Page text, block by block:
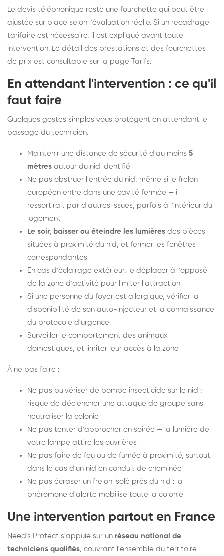
Le devis téléphonique reste une fourchette qui peut être
ajustée sur place selon l'évaluation réelle. Si un recadrage
tarifaire est nécessaire, il est expliqué avant toute
intervention. Le détail des prestations et des fourchettes
de prix est consultable sur la page Tarifs.
En attendant l'intervention : ce qu'il
faut faire
Quelques gestes simples vous protègent en attendant le
passage du technicien.
Maintenir une distance de sécurité d'au moins 5
mètres autour du nid identifié
Ne pas obstruer l'entrée du nid, même si le frelon
européen entre dans une cavité fermée — il
ressortirait par d'autres issues, parfois à l'intérieur du
logement
Le soir, baisser ou éteindre les lumières des pièces
situées à proximité du nid, et fermer les fenêtres
correspondantes
En cas d'éclairage extérieur, le déplacer à l'opposé
de la zone d'activité pour limiter l'attraction
Si une personne du foyer est allergique, vérifier la
disponibilité de son auto-injecteur et la connaissance
du protocole d'urgence
Surveiller le comportement des animaux
domestiques, et limiter leur accès à la zone
À ne pas faire :
Ne pas pulvériser de bombe insecticide sur le nid :
risque de déclencher une attaque de groupe sans
neutraliser la colonie
Ne pas tenter d'approcher en soirée — la lumière de
votre lampe attire les ouvrières
Ne pas faire de feu ou de fumée à proximité, surtout
dans le cas d'un nid en conduit de cheminée
Ne pas écraser un frelon isolé près du nid : la
phéromone d'alerte mobilise toute la colonie
Une intervention partout en France
Need's Protect s'appuie sur un réseau national de
techniciens qualifiés, couvrant l'ensemble du territoire